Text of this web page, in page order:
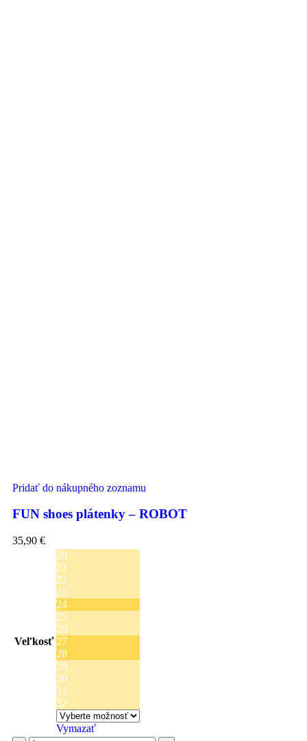
Pridať do nákupného zoznamu
FUN shoes plátenky – ROBOT
35,90 €
Veľkosť
20
21
22
23
24
25
26
27
28
29
30
31
32
Vymazať